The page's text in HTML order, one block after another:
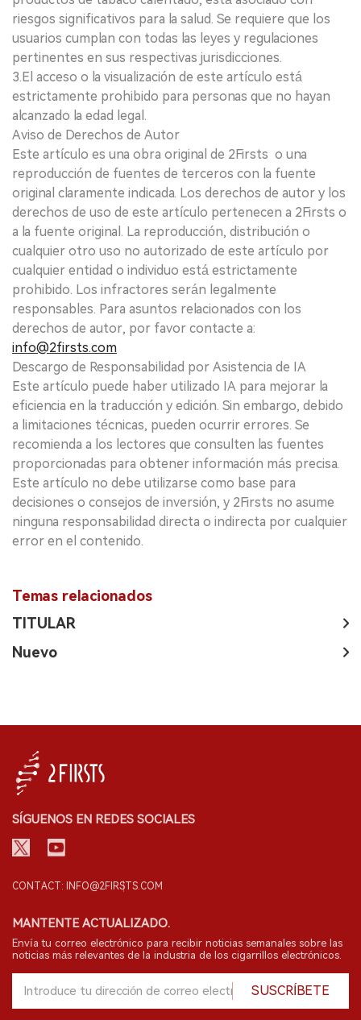
riesgos significativos para la salud. Se requiere que los
usuarios cumplan con todas las leyes y regulaciones
pertinentes en sus respectivas jurisdicciones.
3.El acceso o la visualización de este artículo está
estrictamente prohibido para personas que no hayan
alcanzado la edad legal.
Aviso de Derechos de Autor
Este artículo es una obra original de 2Firsts o una
reproducción de fuentes de terceros con la fuente
original claramente indicada. Los derechos de autor y los
derechos de uso de este artículo pertenecen a 2Firsts o
a la fuente original. La reproducción, distribución o
cualquier otro uso no autorizado de este artículo por
cualquier entidad o individuo está estrictamente
prohibido. Los infractores serán legalmente
responsables. Para asuntos relacionados con los
derechos de autor, por favor contacte a:
info@2firsts.com
Descargo de Responsabilidad por Asistencia de IA
Este artículo puede haber utilizado IA para mejorar la
eficiencia en la traducción y edición. Sin embargo, debido
a limitaciones técnicas, pueden ocurrir errores. Se
recomienda a los lectores que consulten las fuentes
proporcionadas para obtener información más precisa.
Este artículo no debe utilizarse como base para
decisiones o consejos de inversión, y 2Firsts no asume
ninguna responsabilidad directa o indirecta por cualquier
error en el contenido.
Temas relacionados
TITULAR
Nuevo
SÍGUENOS EN REDES SOCIALES
CONTACT: INFO@2FIRSTS.COM
MANTENTE ACTUALIZADO.
Envía tu correo electrónico para recibir noticias semanales sobre las
noticias más relevantes de la industria de los cigarrillos electrónicos.
SUSCRÍBETE